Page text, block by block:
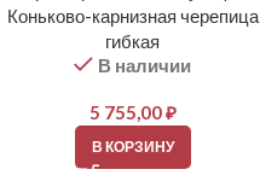
Коньково-карнизная черепица
гибкая
В наличии
5 755,00₽
В КОРЗИНУ